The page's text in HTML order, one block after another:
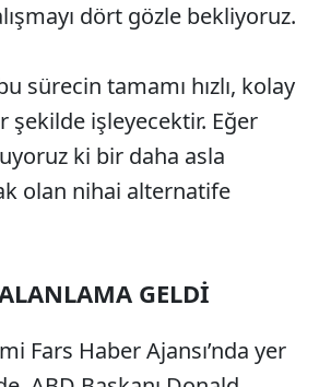
dört gözle bekliyoruz.
sürecin tamamı hızlı, kolay
şekilde işleyecektir. Eğer
ki bir daha asla
olan nihai alternatife
GELDİ
Fars Haber Ajansı’nda yer